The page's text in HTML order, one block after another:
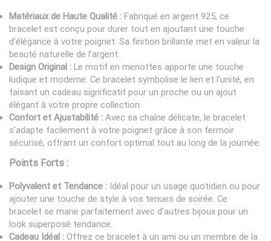
Matériaux de Haute Qualité : Fabriqué en argent 925, ce
bracelet est conçu pour durer tout en ajoutant une touche
d’élégance à votre poignet. Sa finition brillante met en valeur la
beauté naturelle de l’argent.
Design Original : Le motif en menottes apporte une touche
ludique et moderne. Ce bracelet symbolise le lien et l’unité, en
faisant un cadeau significatif pour un proche ou un ajout
élégant à votre propre collection.
Confort et Ajustabilité : Avec sa chaîne délicate, le bracelet
s’adapte facilement à votre poignet grâce à son fermoir
sécurisé, offrant un confort optimal tout au long de la journée.
Points Forts :
Polyvalent et Tendance : Idéal pour un usage quotidien ou pour
ajouter une touche de style à vos tenues de soirée. Ce
bracelet se marie parfaitement avec d’autres bijoux pour un
look superposé tendance.
Cadeau Idéal : Offrez ce bracelet à un ami ou un membre de la